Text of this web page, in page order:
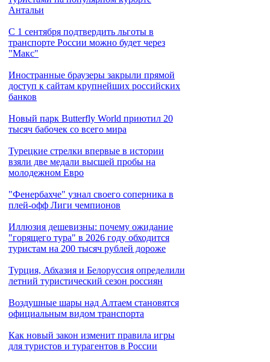
Антальи
С 1 сентября подтвердить льготы в
транспорте России можно будет через
"Макс"
Иностранные браузеры закрыли прямой
доступ к сайтам крупнейших российских
банков
Новый парк Butterfly World приютил 20
тысяч бабочек со всего мира
Турецкие стрелки впервые в истории
взяли две медали высшей пробы на
молодежном Евро
"Фенербахче" узнал своего соперника в
плей-офф Лиги чемпионов
Иллюзия дешевизны: почему ожидание
"горящего тура" в 2026 году обходится
туристам на 200 тысяч рублей дороже
Турция, Абхазия и Белоруссия определили
летний туристический сезон россиян
Воздушные шары над Алтаем становятся
официальным видом транспорта
Как новый закон изменит правила игры
для туристов и турагентов в России